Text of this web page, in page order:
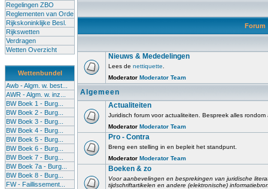
Regelingen ZBO
Reglementen van Orde
Rijkskoninklijke Besl.
Rijkswetten
Verdragen
Wetten Overzicht
Wettenbundel
Awb - Algm. w. best...
AWR - Algm. w. inz...
BW Boek 1 - Burg...
BW Boek 2 - Burg...
BW Boek 3 - Burg...
BW Boek 4 - Burg...
BW Boek 5 - Burg...
BW Boek 6 - Burg...
BW Boek 7 - Burg...
BW Boek 7a - Burg...
BW Boek 8 - Burg...
FW - Faillissement...
Forum
Nieuws & Mededelingen
Lees de nettiquette
Moderator Moderator Team
Algemeen
Actualiteiten
Juridisch forum voor actualiteiten. Bespreek alles
Moderator Moderator Team
Pro - Contra
Breng een stelling in en bepleit het standpunt.
Moderator Moderator Team
Boeken & zo
Voor aanbevelingen en besprekingen van juridische
tijdschriftartikelen en andere (elektronische)